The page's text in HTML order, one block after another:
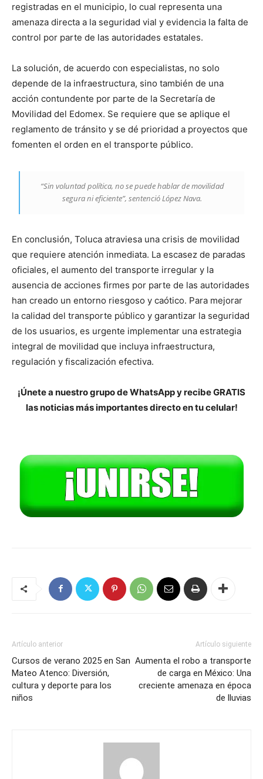
registradas en el municipio, lo cual representa una
amenaza directa a la seguridad vial y evidencia la falta de
control por parte de las autoridades estatales.
La solución, de acuerdo con especialistas, no solo
depende de la infraestructura, sino también de una
acción contundente por parte de la Secretaría de
Movilidad del Edomex. Se requiere que se aplique el
reglamento de tránsito y se dé prioridad a proyectos que
fomenten el orden en el transporte público.
“Sin voluntad política, no se puede hablar de movilidad
segura ni eficiente”, sentenció López Nava.
En conclusión, Toluca atraviesa una crisis de movilidad
que requiere atención inmediata. La escasez de paradas
oficiales, el aumento del transporte irregular y la
ausencia de acciones firmes por parte de las autoridades
han creado un entorno riesgoso y caótico. Para mejorar
la calidad del transporte público y garantizar la seguridad
de los usuarios, es urgente implementar una estrategia
integral de movilidad que incluya infraestructura,
regulación y fiscalización efectiva.
¡Únete a nuestro grupo de WhatsApp y recibe GRATIS
las noticias más importantes directo en tu celular!
Artículo anterior
Cursos de verano 2025 en San
Mateo Atenco: Diversión,
cultura y deporte para los
niños
Artículo siguiente
Aumenta el robo a transporte
de carga en México: Una
creciente amenaza en época
de lluvias